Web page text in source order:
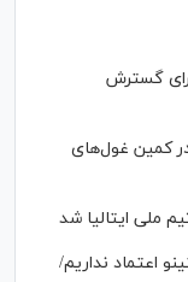
گسترش
کمین غول‌های
ملی ایتالیا شد
اعتماد نداریم/